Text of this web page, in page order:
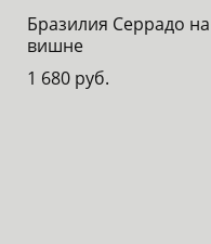
Бразилия Серрадо на
вишне
1 680 pуб.